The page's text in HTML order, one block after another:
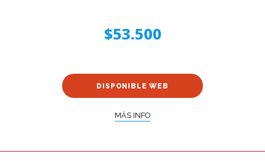
$53.500
DISPONIBLE WEB
MÁS INFO